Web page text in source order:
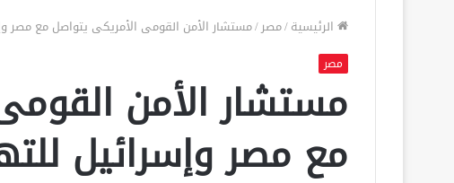
الرئيسية/مصر/مستشار الأمن القومى الأمريكى يتواصل مع مصر
مصر
مستشار الأمن
مع مصر وإسرائيل